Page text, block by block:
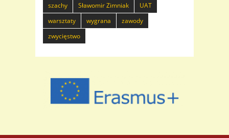
szachy
Sławomir Zimniak
UAT
warsztaty
wygrana
zawody
zwycięstwo